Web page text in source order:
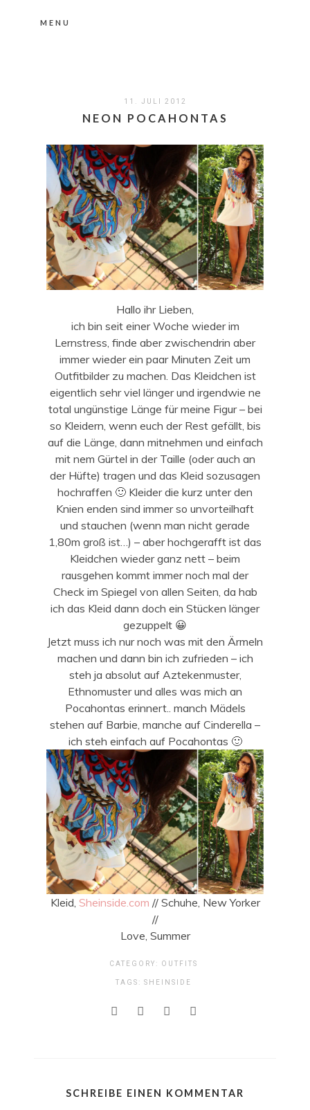
MENU
11. JULI 2012
NEON POCAHONTAS
Hallo ihr Lieben,
ich bin seit einer Woche wieder im
Lernstress, finde aber zwischendrin aber
immer wieder ein paar Minuten Zeit um
Outfitbilder zu machen. Das Kleidchen ist
eigentlich sehr viel länger und irgendwie ne
total ungünstige Länge für meine Figur – bei
so Kleidern, wenn euch der Rest gefällt, bis
auf die Länge, dann mitnehmen und einfach
mit nem Gürtel in der Taille (oder auch an
der Hüfte) tragen und das Kleid sozusagen
hochraffen 🙂 Kleider die kurz unter den
Knien enden sind immer so unvorteilhaft
und stauchen (wenn man nicht gerade
1,80m groß ist…) – aber hochgerafft ist das
Kleidchen wieder ganz nett – beim
rausgehen kommt immer noch mal der
Check im Spiegel von allen Seiten, da hab
ich das Kleid dann doch ein Stücken länger
gezuppelt 😀
Jetzt muss ich nur noch was mit den Ärmeln
machen und dann bin ich zufrieden – ich
steh ja absolut auf Aztekenmuster,
Ethnomuster und alles was mich an
Pocahontas erinnert.. manch Mädels
stehen auf Barbie, manche auf Cinderella –
ich steh einfach auf Pocahontas 🙂
Kleid, Sheinside.com // Schuhe, New Yorker
//
Love, Summer
CATEGORY: OUTFITS
TAGS: SHEINSIDE
SCHREIBE EINEN KOMMENTAR